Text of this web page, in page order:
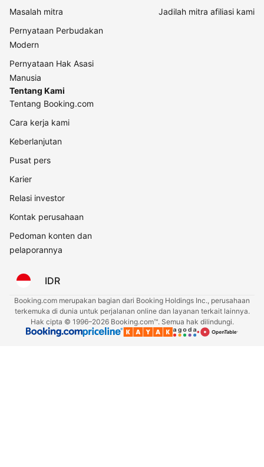
Masalah mitra
Pernyataan Perbudakan
Modern
Pernyataan Hak Asasi
Manusia
Jadilah mitra afiliasi kami
Tentang Kami
Tentang Booking.com
Cara kerja kami
Keberlanjutan
Pusat pers
Karier
Relasi investor
Kontak perusahaan
Pedoman konten dan
pelaporannya
IDR
Booking.com merupakan bagian dari Booking Holdings Inc., perusahaan
terkemuka di dunia untuk perjalanan online dan layanan terkait lainnya.
Hak cipta © 1996–2026 Booking.com™. Semua hak dilindungi.